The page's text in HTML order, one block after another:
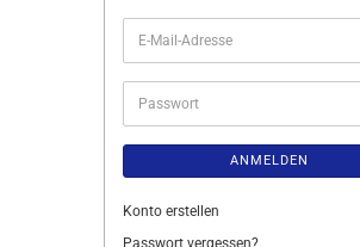
E-
Mail-
Adresse
Passwort
ANMELDEN
Konto erstellen
Passwort vergessen?